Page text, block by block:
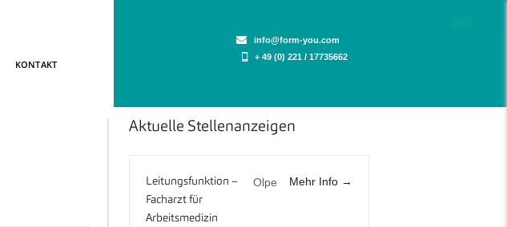
info@form-you.com
+ 49 (0) 221 / 17735662
KONTAKT
Aktuelle Stellenanzeigen
Leitungsfunktion –
Facharzt für
Arbeitsmedizin
Olpe Mehr Info